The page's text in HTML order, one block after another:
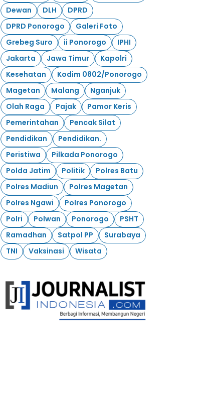
Dewan
DLH
DPRD
DPRD Ponorogo
Galeri Foto
Grebeg Suro
ii Ponorogo
IPHI
Jakarta
Jawa Timur
Kapolri
Kesehatan
Kodim 0802/Ponorogo
Magetan
Malang
Nganjuk
Olah Raga
Pajak
Pamor Keris
Pemerintahan
Pencak Silat
Pendidikan
Pendidikan.
Peristiwa
Pilkada Ponorogo
Polda Jatim
Politik
Polres Batu
Polres Madiun
Polres Magetan
Polres Ngawi
Polres Ponorogo
Polri
Polwan Ponorogo
PSHT
Ramadhan
Satpol PP
Surabaya
TNI
Vaksinasi Wisata